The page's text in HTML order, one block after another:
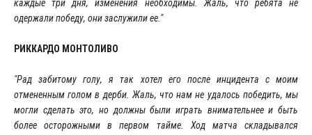
каждые три дня, изменения необходимы. Жаль, что ребята не
одержали победу, они заслужили ее."
РИККАРДО МОНТОЛИВО
"Рад забитому голу, я так хотел его после инцидента с моим
отмененным голом в дерби. Жаль, что нам не удалось победить, мы
могли сделать это, но должны были играть внимательнее и быть
более осторожными в первом тайме. Ход матча складывался